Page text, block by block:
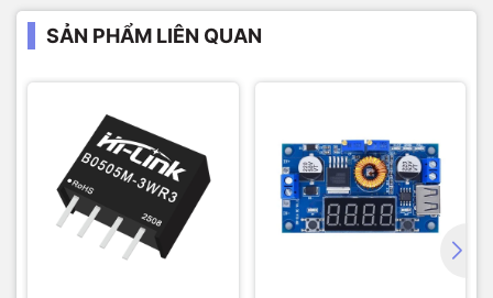
SẢN PHẨM LIÊN QUAN